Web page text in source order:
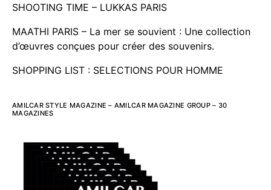
SHOOTING TIME – LUKKAS PARIS
MAATHI PARIS – La mer se souvient : Une collection
d’œuvres conçues pour créer des souvenirs.
SHOPPING LIST : SELECTIONS POUR HOMME
AMILCAR STYLE MAGAZINE – AMILCAR MAGAZINE GROUP – 30
MAGAZINES